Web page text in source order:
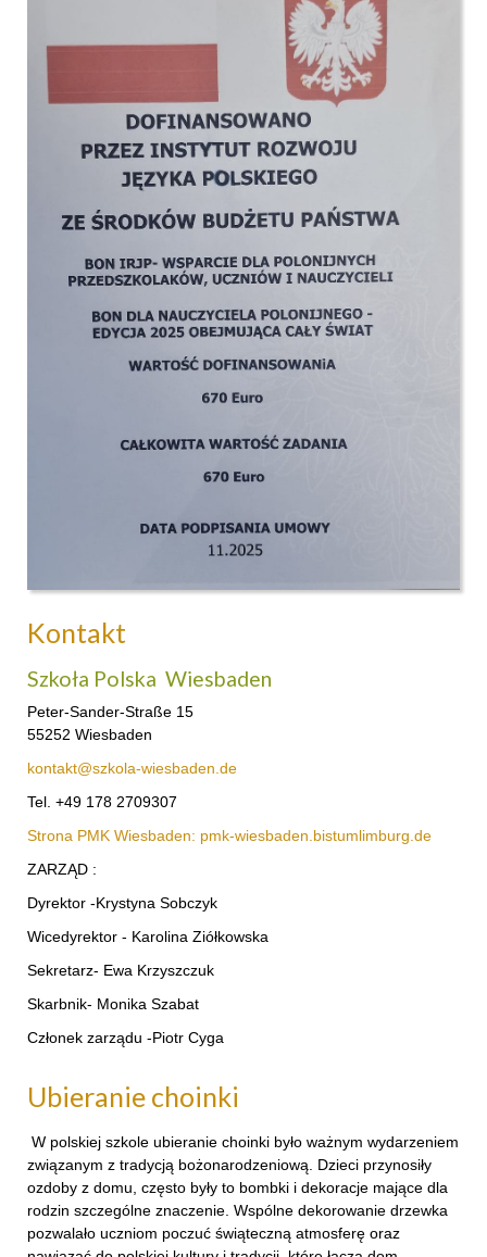
Kontakt
Szkoła Polska Wiesbaden
Peter-Sander-Straße 15
55252 Wiesbaden
kontakt@szkola-wiesbaden.de
Tel. +49 178 2709307
Strona PMK Wiesbaden: pmk-wiesbaden.bistumlimburg.de
ZARZĄD :
Dyrektor -Krystyna Sobczyk
Wicedyrektor - Karolina Ziółkowska
Sekretarz- Ewa Krzyszczuk
Skarbnik- Monika Szabat
Członek zarządu -Piotr Cyga
Ubieranie choinki
W polskiej szkole ubieranie choinki było ważnym wydarzeniem
związanym z tradycją bożonarodzeniową. Dzieci przynosiły
ozdoby z domu, często były to bombki i dekoracje mające dla
rodzin szczególne znaczenie. Wspólne dekorowanie drzewka
pozwalało uczniom poczuć świąteczną atmosferę oraz